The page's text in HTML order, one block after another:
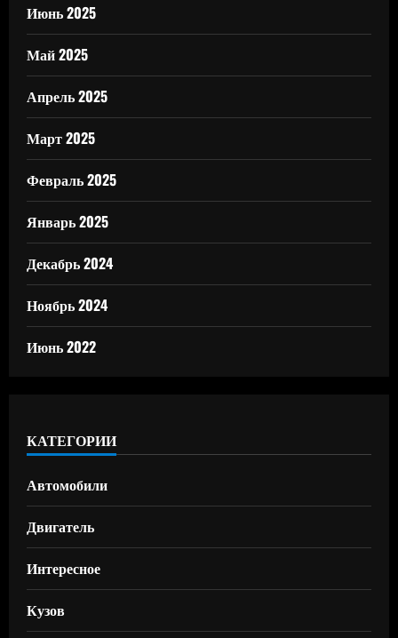
Июнь 2025
Май 2025
Апрель 2025
Март 2025
Февраль 2025
Январь 2025
Декабрь 2024
Ноябрь 2024
Июнь 2022
КАТЕГОРИИ
Автомобили
Двигатель
Интересное
Кузов